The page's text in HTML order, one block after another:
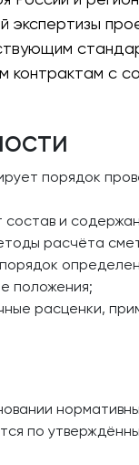
экспертизы
контрактам с
порядок
и
расчёта
положения;
расценки,
по